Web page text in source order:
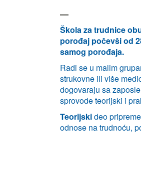
Škola za trudnice
porođaj počevši od
samog porođaja.
Radi se u malim
strukovne ili više
dogovaraju sa
sprovode teorijski i
Teorijskideo
odnose na trudnoću,